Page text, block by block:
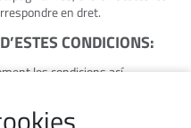
en dret.
CONDICIONS:
les condicions ací
altres de degudament